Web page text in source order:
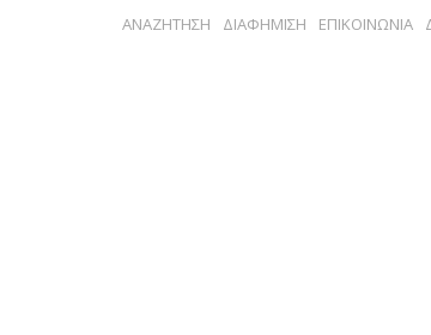
ΑΝΑΖΗΤΗΣΗ ΔΙΑΦΗΜΙΣΗ ΕΠΙΚΟΙΝΩΝΙΑ